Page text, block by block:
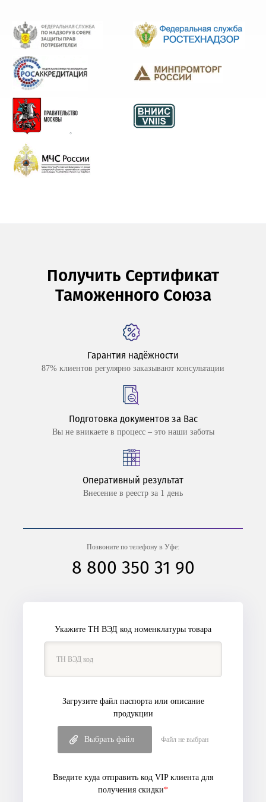
Получить Сертификат
Таможенного Союза
Гарантия надёжности
87% клиентов регулярно заказывают консультации
Подготовка документов за Вас
Вы не вникаете в процесс – это наши заботы
Оперативный результат
Внесение в реестр за 1 день
Позвоните по телефону в Уфе:
8 800 350 31 90
Укажите ТН ВЭД код номенклатуры товара
Загрузите файл паспорта или описание
продукции
Выбрать файл Файл не выбран
Введите куда отправить код VIP клиента для
получения скидки*